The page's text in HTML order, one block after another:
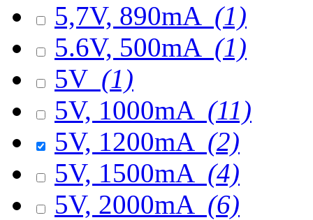
5,7V, 890mA (1)
5.6V, 500mA (1)
5V (1)
5V, 1000mA (11)
5V, 1200mA (2)
5V, 1500mA (4)
5V, 2000mA (6)